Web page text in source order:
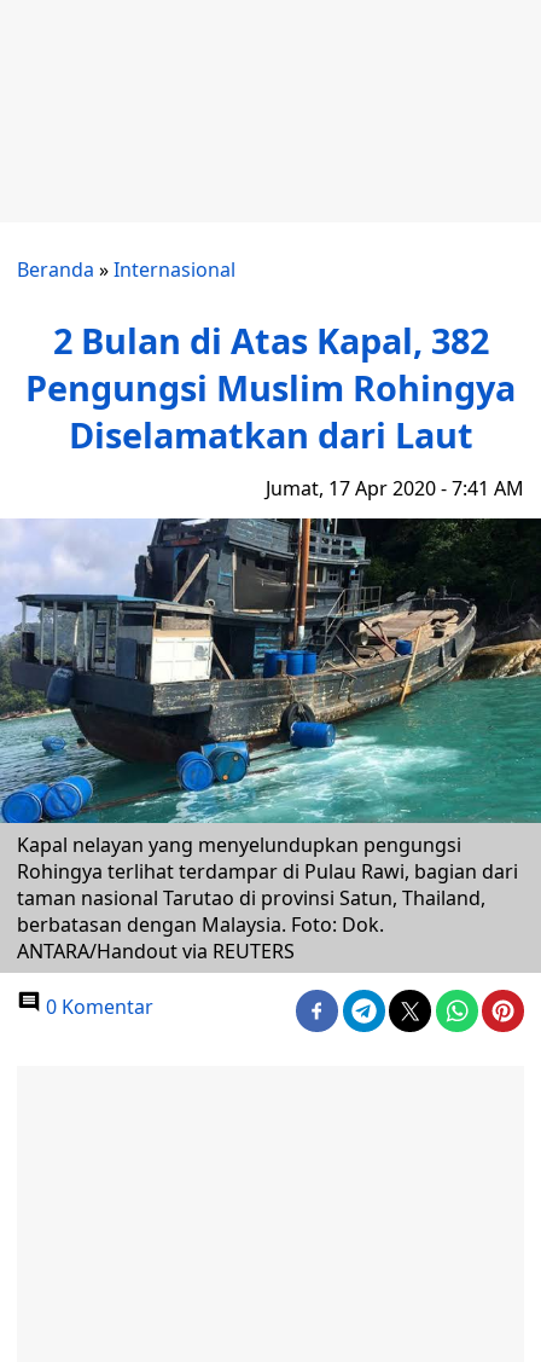
Beranda »Internasional
2 Bulan di Atas Kapal, 382
Pengungsi Muslim Rohingya
Diselamatkan dari Laut
Jumat, 17 Apr 2020 - 7:41 AM
Kapal nelayan yang menyelundupkan pengungsi
Rohingya terlihat terdampar di Pulau Rawi, bagian dari
taman nasional Tarutao di provinsi Satun, Thailand,
berbatasan dengan Malaysia. Foto: Dok.
ANTARA/Handout via REUTERS
0 Komentar